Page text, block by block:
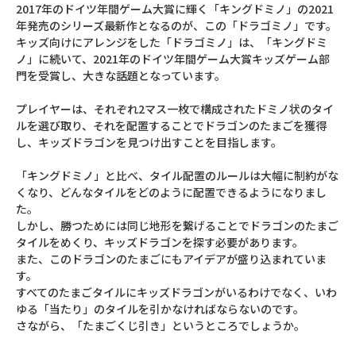
2017年のドイツ年間ゲーム大賞に輝く「キングドミノ」の2021
年発売のシリーズ最新作となるのが、この「ドラゴミノ」です。
キッズ向けにアレンジをした「ドラゴミノ」は、「キングドミ
ノ」に続いて、2021年のドイツ年間ゲーム大賞キッズゲーム部
門を受賞し、大きな話題となっています。
プレイヤーは、それぞれ2マス一枚で構成されたドミノ状のタイ
ルを選び取り、それを配置することでドラゴンのたまごを獲得
し、キッズドラゴンを見つけ出すことを目指します。
「キングドミノ」と比べ、タイル配置のルールは大幅に制約がな
くなり、どんなタイルをどのように配置できるようになりまし
た。
しかし、勝つためには同じ地形を繋げることでドラゴンのたまご
タイルをめくり、キッズドラゴンを探す必要があります。
また、このドラゴンのたまごにもアイデアが盛り込まれていま
す。
すべてのたまごタイルにキッズドラゴンがいるわけでなく、いわ
ゆる「当たり」のタイルを引かなければならないのです。
さながら、「たまごくじ引き」というところでしょうか。